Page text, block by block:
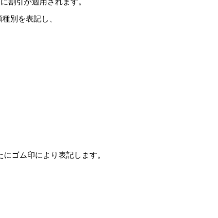
別を表記し、
ゴム印により表記します。